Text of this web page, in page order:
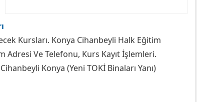
Kursları. Konya Cihanbeyli Halk Eğitim
Ve Telefonu, Kurs Kayıt İşlemleri.
Konya (Yeni TOKİ Binaları Yanı)